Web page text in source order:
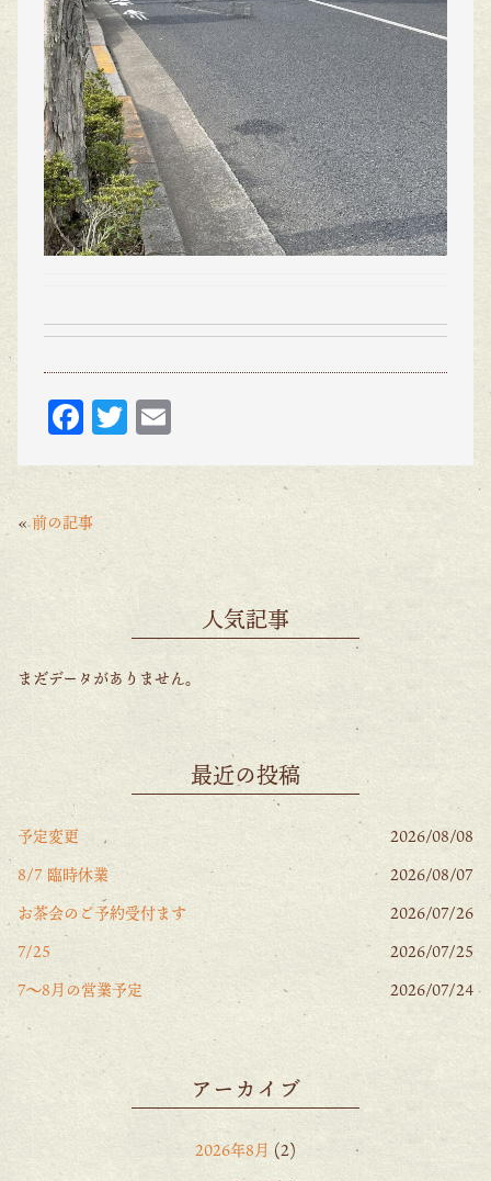
F
ac
o
o
T
w m
ai
«前の記事
人気記事
まだデータがありません。
最近の投稿
予定変更
2026/08/08
8/7 臨時休業
2026/08/07
お茶会のご予約受付ます
2026/07/26
7/25
2026/07/25
7〜8月の営業予定
2026/07/24
アーカイブ
2026年8月 (2)